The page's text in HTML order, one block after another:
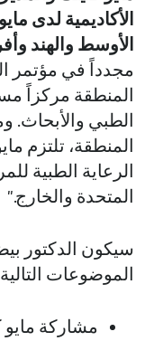
الأكاديمية لدى
الأوسط والهند
مجدداً في مؤتمر
المنطقة مركزاً
الطبي والأبحاث.
المنطقة، تلتزم
الرعاية الطبية
المتحدة والخارج."
سيكون الدكتور
الموضوعات
مشاركة